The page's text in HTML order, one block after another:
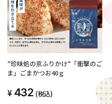
”珍味処の京ふりかけ”「衝撃のご
ま」ごまかつお40ｇ
432 (税込)